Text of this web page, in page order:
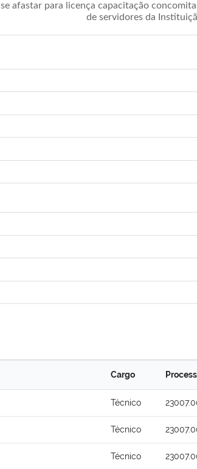
afastar para licença capacitação
de servidores da
Cargo
Técnico
Técnico
Técnico